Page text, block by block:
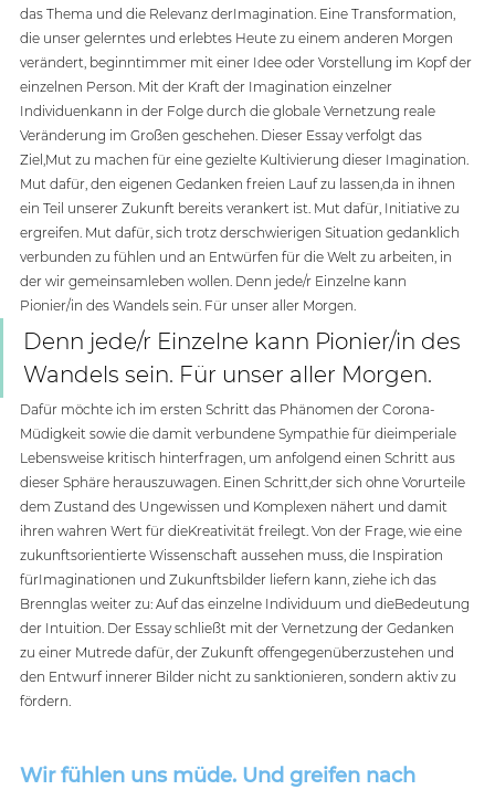
das Thema und die Relevanz derImagination. Eine Transformation,
die unser gelerntes und erlebtes Heute zu einem anderen Morgen
verändert, beginntimmer mit einer Idee oder Vorstellung im Kopf der
einzelnen Person. Mit der Kraft der Imagination einzelner
Individuenkann in der Folge durch die globale Vernetzung reale
Veränderung im Großen geschehen. Dieser Essay verfolgt das
Ziel,Mut zu machen für eine gezielte Kultivierung dieser Imagination.
Mut dafür, den eigenen Gedanken freien Lauf zu lassen,da in ihnen
ein Teil unserer Zukunft bereits verankert ist. Mut dafür, Initiative zu
ergreifen. Mut dafür, sich trotz derschwierigen Situation gedanklich
verbunden zu fühlen und an Entwürfen für die Welt zu arbeiten, in
der wir gemeinsamleben wollen. Denn jede/r Einzelne kann
Pionier/in des Wandels sein. Für unser aller Morgen.
Denn jede/r Einzelne kann Pionier/in des
Wandels sein. Für unser aller Morgen.
Dafür möchte ich im ersten Schritt das Phänomen der Corona-
Müdigkeit sowie die damit verbundene Sympathie für dieimperiale
Lebensweise kritisch hinterfragen, um anfolgend einen Schritt aus
dieser Sphäre herauszuwagen. Einen Schritt,der sich ohne Vorurteile
dem Zustand des Ungewissen und Komplexen nähert und damit
ihren wahren Wert für dieKreativität freilegt. Von der Frage, wie eine
zukunftsorientierte Wissenschaft aussehen muss, die Inspiration
fürImaginationen und Zukunftsbilder liefern kann, ziehe ich das
Brennglas weiter zu: Auf das einzelne Individuum und dieBedeutung
der Intuition. Der Essay schließt mit der Vernetzung der Gedanken
zu einer Mutrede dafür, der Zukunft offengegenüberzustehen und
den Entwurf innerer Bilder nicht zu sanktionieren, sondern aktiv zu
fördern.
Wir fühlen uns müde. Und greifen nach